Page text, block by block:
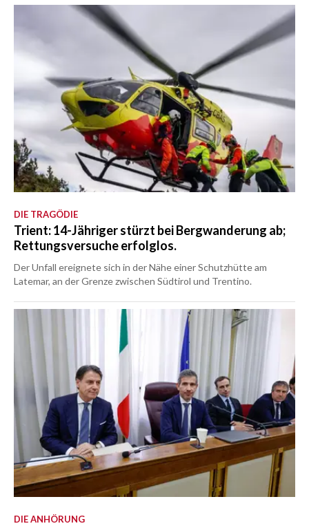
DIE TRAGÖDIE
Trient: 14-Jähriger stürzt bei Bergwanderung ab;
Rettungsversuche erfolglos.
Der Unfall ereignete sich in der Nähe einer Schutzhütte am
Latemar, an der Grenze zwischen Südtirol und Trentino.
DIE ANHÖRUNG